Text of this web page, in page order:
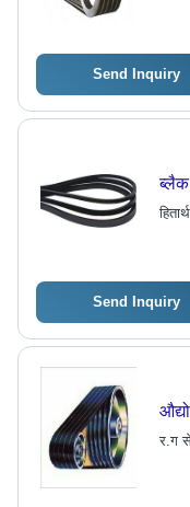
Send Inquiry
ब्लैक
Send Inquiry
र.ग